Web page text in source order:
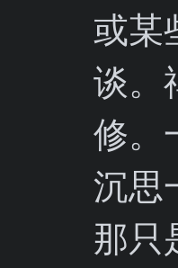
或某
谈。
修。
沉思
那只